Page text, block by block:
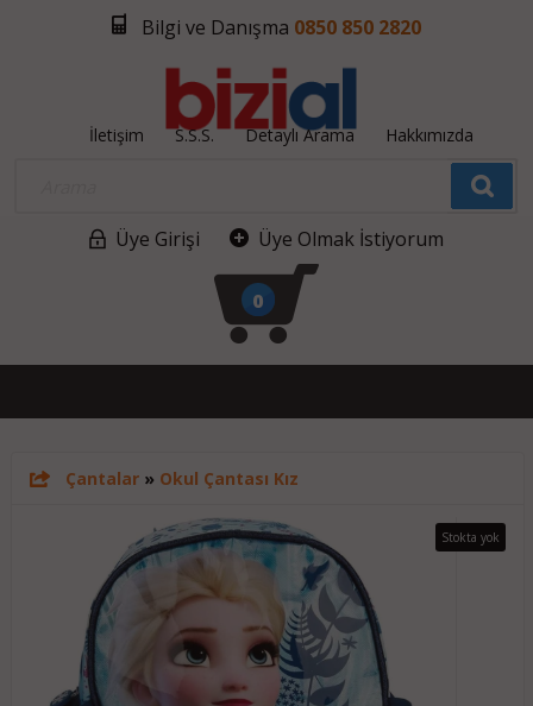
Bilgi ve Danışma 0850 850 2820
İletişim S.S.S. Detaylı Arama Hakkımızda
Üye Girişi Üye Olmak İstiyorum
0
Çantalar» Okul Çantası Kız
Stokta yok